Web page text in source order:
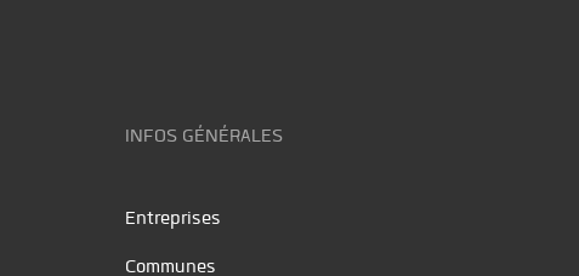
INFOS GÉNÉRALES
Entreprises
Communes